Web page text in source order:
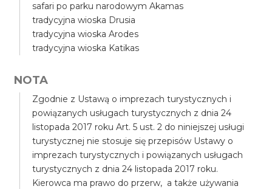
safari po parku narodowym Akamas
tradycyjna wioska Drusia
tradycyjna wioska Arodes
tradycyjna wioska Katikas
NOTA
Zgodnie z Ustawą o imprezach turystycznych i
powiązanych usługach turystycznych z dnia 24
listopada 2017 roku Art. 5 ust. 2 do niniejszej usługi
turystycznej nie stosuje się przepisów Ustawy o
imprezach turystycznych i powiązanych usługach
turystycznych z dnia 24 listopada 2017 roku.
Kierowca ma prawo do przerw, a także używania